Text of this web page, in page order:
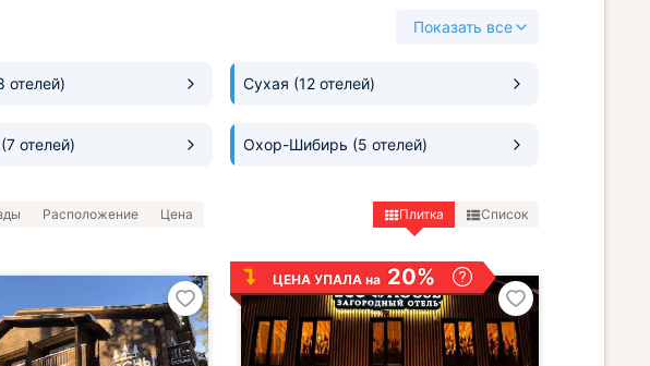
Показать все
отелей) Сухая (12 отелей)
(7 отелей) Охор-Шибирь (5 отелей)
Расположение Цена Плитка Список
ЦЕНА УПАЛА на 20%